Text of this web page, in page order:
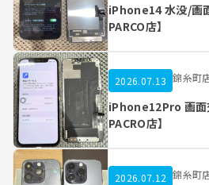
iPhone14 水没/画
PARCO店】
2026.07.13 錦糸町
iPhone12Pro 画面
PACRO店】
2026.07.12 錦糸町